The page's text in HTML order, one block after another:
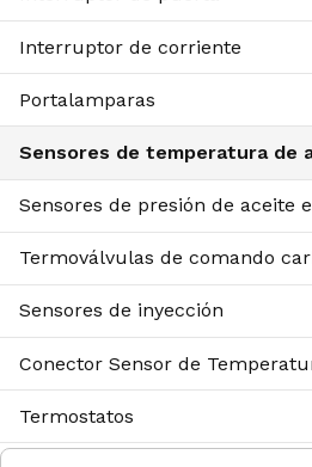
Interruptor de corriente
Portalamparas
Sensores de temperatura de
Sensores de presión de aceite
Termoválvulas de comando
Sensores de inyección
Conector Sensor de
Termostatos